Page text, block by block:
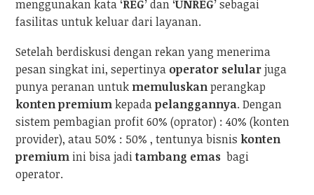
menggunakan kata ‘REG’dan ‘UNREG’sebagai
fasilitas untuk keluar dari layanan.
Setelah berdiskusi dengan rekan yang menerima
pesan singkat ini, sepertinya operator selularjuga
punya peranan untuk memuluskanperangkap
konten premiumkepadapelanggannya. Dengan
sistem pembagian profit 60% (oprator) : 40% (konten
provider), atau 50% : 50% , tentunya bisnis konten
premium ini bisa jaditambang emas bagi
operator.